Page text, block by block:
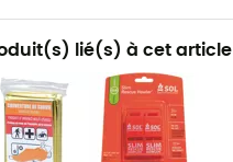
lié(s) à cet article